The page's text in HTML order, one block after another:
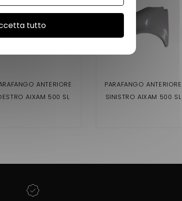
ANTERIORE
AIXAM 500 SL
PARAFANGO ANTERIORE
SINISTRO AIXAM 500 SL
tutto